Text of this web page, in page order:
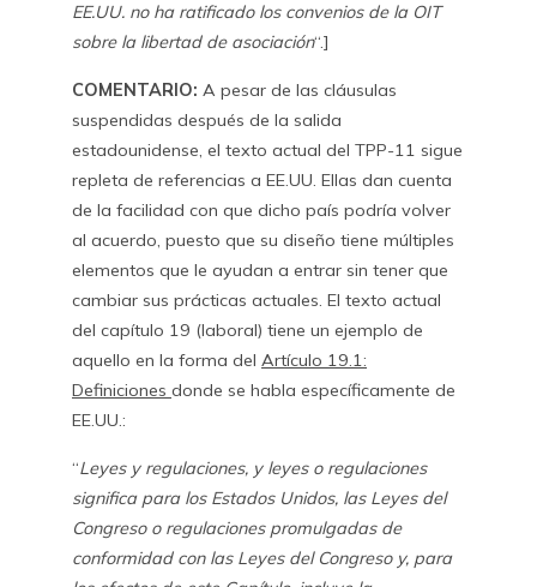
EE.UU. no ha ratificado los convenios de la OIT
sobre la libertad de asociación“.]
COMENTARIO: A pesar de las cláusulas
suspendidas después de la salida
estadounidense, el texto actual del TPP-11 sigue
repleta de referencias a EE.UU. Ellas dan cuenta
de la facilidad con que dicho país podría volver
al acuerdo, puesto que su diseño tiene múltiples
elementos que le ayudan a entrar sin tener que
cambiar sus prácticas actuales. El texto actual
del capítulo 19 (laboral) tiene un ejemplo de
aquello en la forma del Artículo 19.1:
Definiciones donde se habla específicamente de
EE.UU.:
“Leyes y regulaciones, y leyes o regulaciones
significa para los Estados Unidos, las Leyes del
Congreso o regulaciones promulgadas de
conformidad con las Leyes del Congreso y, para